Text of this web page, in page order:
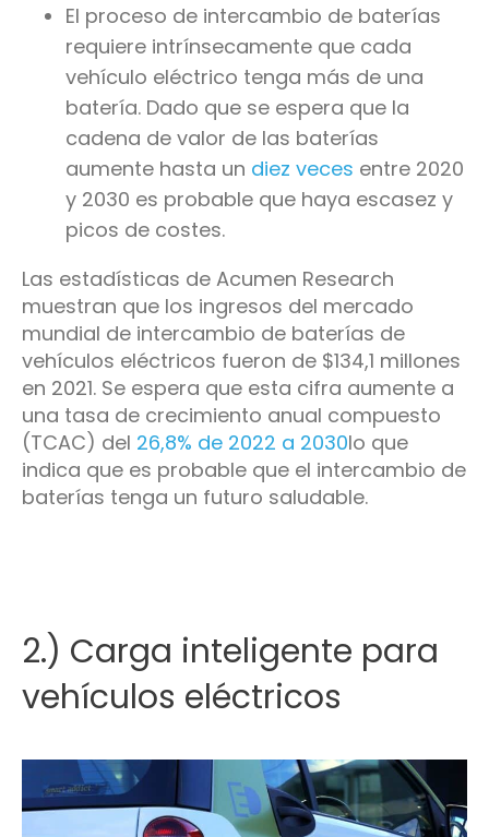
El proceso de intercambio de baterías
requiere intrínsecamente que cada
vehículo eléctrico tenga más de una
batería. Dado que se espera que la
cadena de valor de las baterías
aumente hasta un diez veces entre 2020
y 2030 es probable que haya escasez y
picos de costes.
Las estadísticas de Acumen Research
muestran que los ingresos del mercado
mundial de intercambio de baterías de
vehículos eléctricos fueron de $134,1 millones
en 2021. Se espera que esta cifra aumente a
una tasa de crecimiento anual compuesto
(TCAC) del 26,8% de 2022 a 2030lo que
indica que es probable que el intercambio de
baterías tenga un futuro saludable.
2.) Carga inteligente para
vehículos eléctricos